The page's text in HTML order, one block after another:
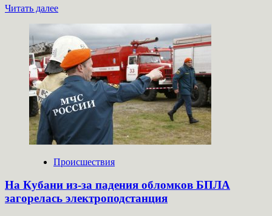
Читать далееПрочитать
Двое
взрослых
и
двое
детей
пострадали
при
ударах
ВСУ
в
области
Происшествия
На Кубани из-за падения обломков БПЛА
загорелась электроподстанция